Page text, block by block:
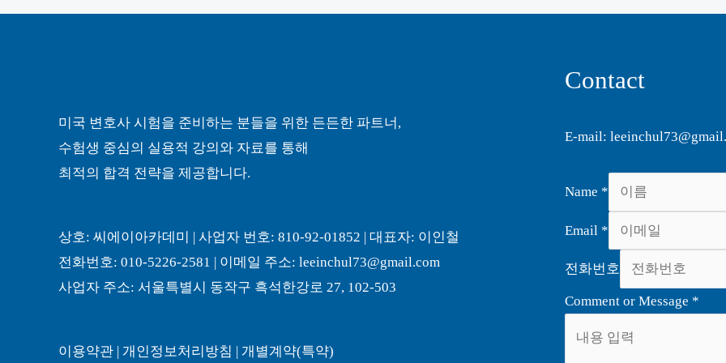
미국 변호사 시험을 준비하는 분들을 위한 든든한 파트너,
수험생 중심의 실용적 강의와 자료를 통해
최적의 합격 전략을 제공합니다.
상호: 씨에이아카데미 | 사업자 번호: 810-92-01852 | 대표자: 이인철
전화번호: 010-5226-2581 | 이메일 주소: leeinchul73@gmail.com
사업자 주소: 서울특별시 동작구 흑석한강로 27, 102-503
이용약관 | 개인정보처리방침 | 개별계약(특약)
Contact
E-mail:
Name *
Email *
전화번호
Comment or Message *